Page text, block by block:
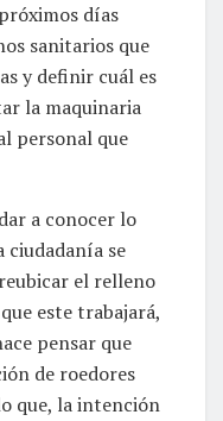
días
sanitarios que
y definir cuál es
la maquinaria
personal que
a conocer lo
ciudadanía se
el relleno
este trabajará,
pensar que
de roedores
que, la intención